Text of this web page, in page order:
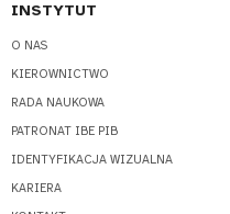
INSTYTUT
O NAS
KIEROWNICTWO
RADA NAUKOWA
PATRONAT IBE PIB
IDENTYFIKACJA WIZUALNA
KARIERA